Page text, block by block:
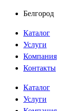
Перейти
содержимому
Белгород
Каталог
Услуги
Компания
Контакты
Каталог
Услуги